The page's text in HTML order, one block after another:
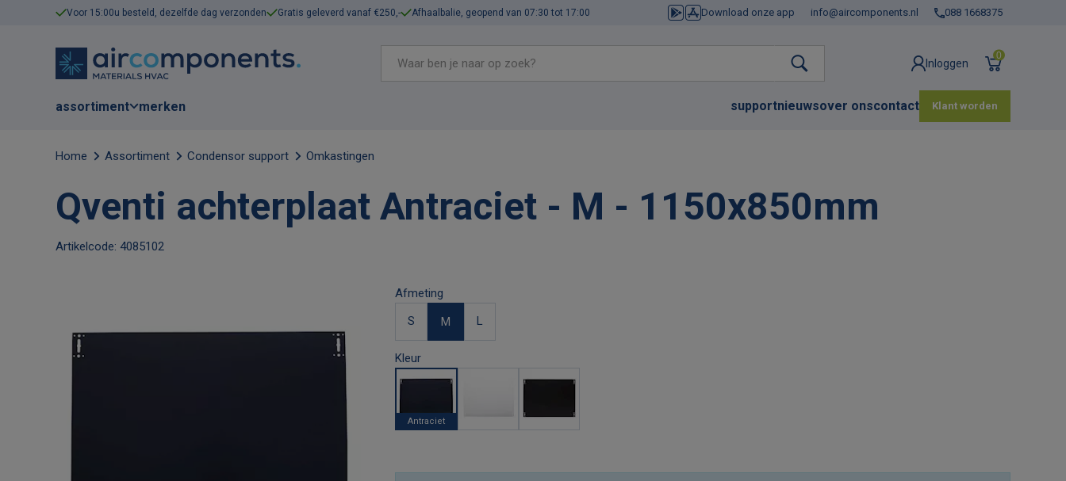
Voor 15:00u besteld, dezelfde dag verzonden Gratis geleverd vanaf €250,- Afhaalbalie, geopend van 07:30 tot 17:00 Download onze app info@aircomponents.nl 088 1668375
Inloggen
0
assortiment merken supportnieuwsover onscontact Klant worden
Home Assortiment Condensor support Omkastingen
Qventi achterplaat Antraciet - M - 1150x850mm
Artikelcode: 4085102
Afmeting
S
M L
Kleur
Antraciet